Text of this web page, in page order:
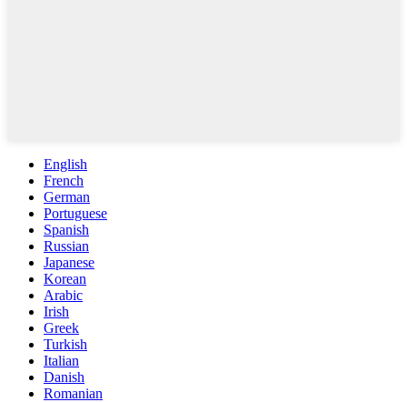
English
French
German
Portuguese
Spanish
Russian
Japanese
Korean
Arabic
Irish
Greek
Turkish
Italian
Danish
Romanian